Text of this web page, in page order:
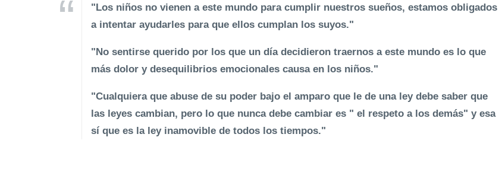
"Los niños no vienen a este mundo para cumplir nuestros sueños, estamos obligados
a intentar ayudarles para que ellos cumplan los suyos."
"No sentirse querido por los que un día decidieron traernos a este mundo es lo que
más dolor y desequilibrios emocionales causa en los niños."
"Cualquiera que abuse de su poder bajo el amparo que le de una ley debe saber que
las leyes cambian, pero lo que nunca debe cambiar es " el respeto a los demás" y esa
sí que es la ley inamovible de todos los tiempos."